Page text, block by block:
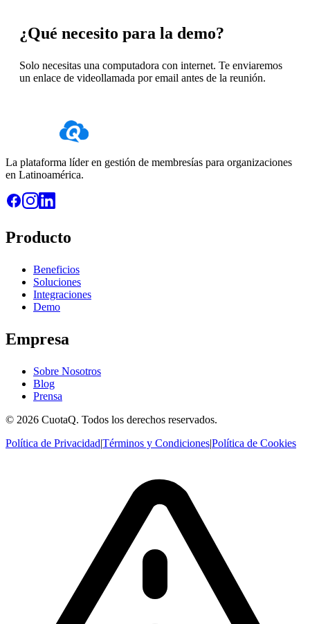
¿Qué necesito para la demo?
Solo necesitas una computadora con internet. Te enviaremos
un enlace de videollamada por email antes de la reunión.
La plataforma líder en gestión de membresías para organizaciones
en Latinoamérica.
Producto
Beneficios
Soluciones
Integraciones
Demo
Empresa
Sobre Nosotros
Blog
Prensa
© 2026 CuotaQ. Todos los derechos reservados.
Política de Privacidad|Términos y Condiciones|Política de Cookies